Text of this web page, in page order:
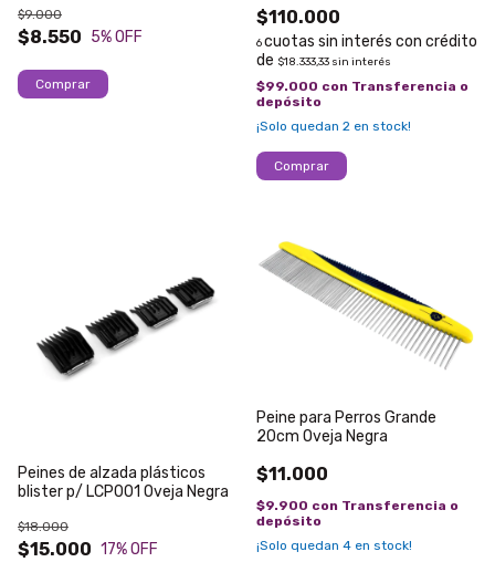
$8.550
$9.000
5% OFF
$110.000
6
$18.333,33 sin interés
$99.000 con Transferencia o
depósito
¡Solo quedan 2 en stock!
Peines de alzada plásticos
blister p/ LCP001 Oveja Negra
$15.000
$18.000
17% OFF
Peine para Perros Grande
20cm Oveja Negra
$11.000
$9.900 con Transferencia o
depósito
¡Solo quedan 4 en stock!